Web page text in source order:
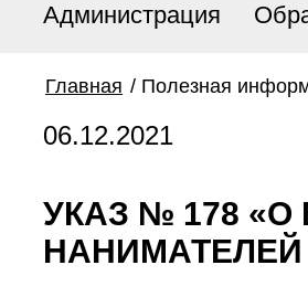
Администрация
Главная / Полезная
06.12.2021
УКАЗ № 178